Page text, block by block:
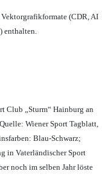
(CDR, AI
enthalten.
Club „Sturm“ Hainburg an
Wiener Sport Tagblatt,
Blau-Schwarz;
in Vaterländischer Sport
noch im selben Jahr löste